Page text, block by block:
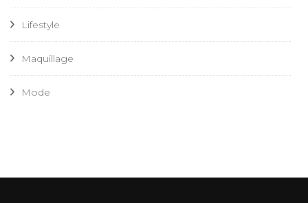
Lifestyle
Maquillage
Mode